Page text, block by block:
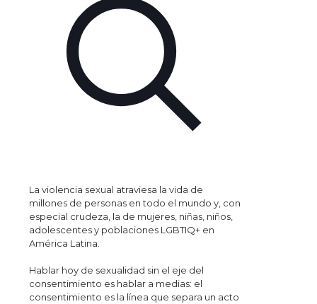
La violencia sexual atraviesa la vida de
millones de personas en todo el mundo y, con
especial crudeza, la de mujeres, niñas, niños,
adolescentes y poblaciones LGBTIQ+ en
América Latina.
Hablar hoy de sexualidad sin el eje del
consentimiento es hablar a medias: el
consentimiento es la línea que separa un acto